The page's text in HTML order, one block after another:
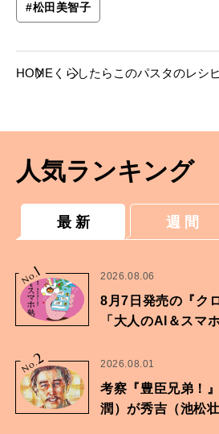
#松田美智子
HOME くらしたらこのパスタのレシ
人気ランキング
最 新 週 間
No.
1 2026.08.06
8月7日発売の『ク
「大人のAI＆スマ
No.2 2026.08.01
考察『豊臣兄弟！
潤）が秀吉（池松